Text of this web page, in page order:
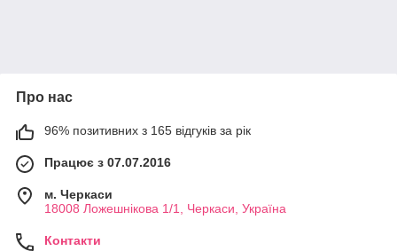
Про нас
96% позитивних з 165 відгуків за рік
Працює з 07.07.2016
м. Черкаси
18008 Ложешнікова 1/1, Черкаси, Україна
Контакти